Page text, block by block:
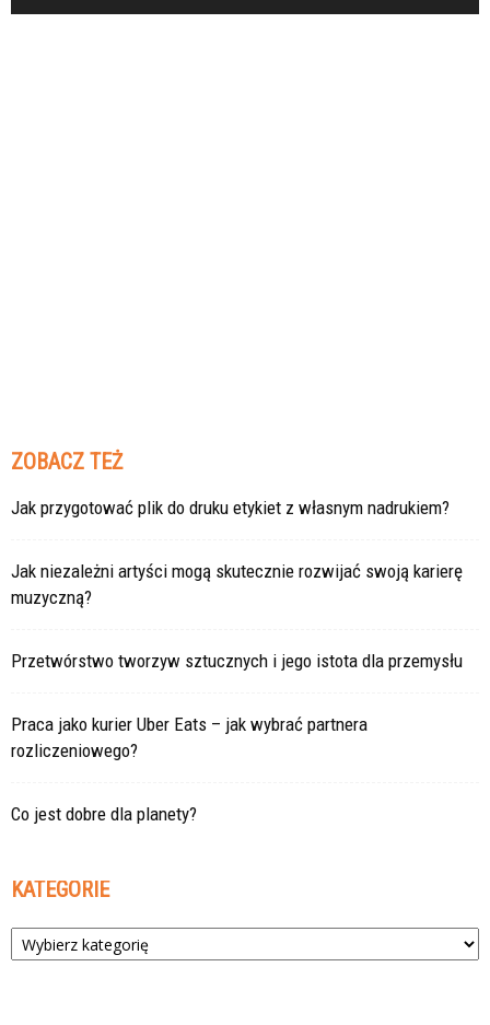
ZOBACZ TEŻ
Jak przygotować plik do druku etykiet z własnym nadrukiem?
Jak niezależni artyści mogą skutecznie rozwijać swoją karierę
muzyczną?
Przetwórstwo tworzyw sztucznych i jego istota dla przemysłu
Praca jako kurier Uber Eats – jak wybrać partnera
rozliczeniowego?
Co jest dobre dla planety?
KATEGORIE
Kategorie